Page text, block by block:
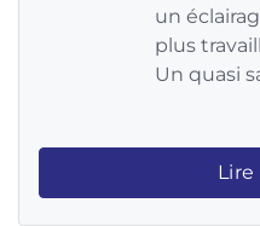
un
plus
Un quasi